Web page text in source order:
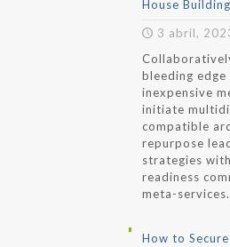
House
3 abril,
bleeding
inexpensive
initiate
compatible
repurpose
strategies
readiness
meta-services.
How to